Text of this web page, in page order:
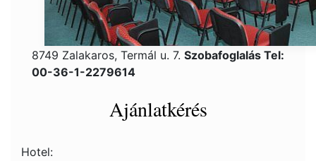
8749 Zalakaros, Termál u. 7. Szobafoglalás Tel:
00-36-1-2279614
Ajánlatkérés
Hotel: